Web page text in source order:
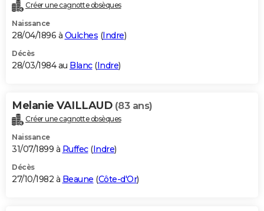
Créer une cagnotte obsèques
Naissance
28/04/1896 à Oulches (Indre)
Décès
28/03/1984 au Blanc(Indre)
Melanie VAILLAUD (83 ans)
Créer une cagnotte obsèques
Naissance
31/07/1899 à Ruffec(Indre)
Décès
27/10/1982 à Beaune (Côte-d'Or)